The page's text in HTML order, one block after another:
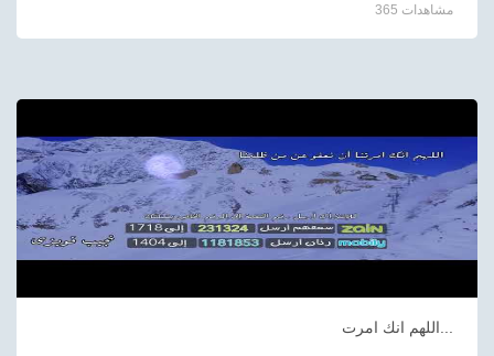
365 مشاهدات